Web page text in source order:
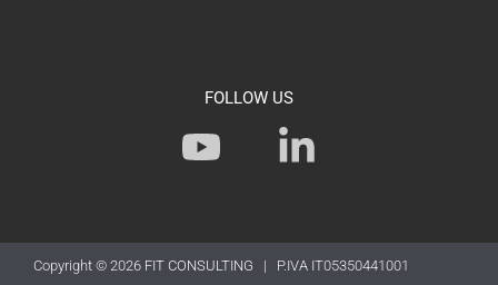
FOLLOW US
Y
o
t
L
i
k
Copyright © 2026 FIT CONSULTING | P.IVA IT05350441001